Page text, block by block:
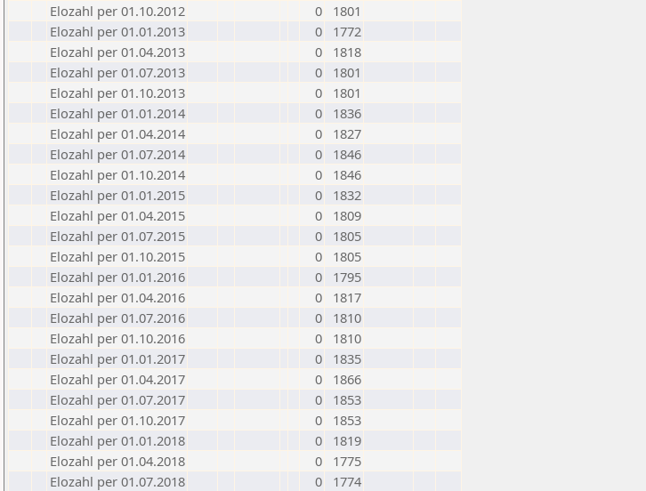
Elozahl per 01.10.2012
0
1801
Elozahl per 01.01.2013
0
1772
Elozahl per 01.04.2013
0
1818
Elozahl per 01.07.2013
0
1801
Elozahl per 01.10.2013
0
1801
Elozahl per 01.01.2014
0
1836
Elozahl per 01.04.2014
0
1827
Elozahl per 01.07.2014
0
1846
Elozahl per 01.10.2014
0
1846
Elozahl per 01.01.2015
0
1832
Elozahl per 01.04.2015
0
1809
Elozahl per 01.07.2015
0
1805
Elozahl per 01.10.2015
0
1805
Elozahl per 01.01.2016
0
1795
Elozahl per 01.04.2016
0
1817
Elozahl per 01.07.2016
0
1810
Elozahl per 01.10.2016
0
1810
Elozahl per 01.01.2017
0
1835
Elozahl per 01.04.2017
0
1866
Elozahl per 01.07.2017
0
1853
Elozahl per 01.10.2017
0
1853
Elozahl per 01.01.2018
0
1819
Elozahl per 01.04.2018
0
1775
Elozahl per 01.07.2018
0
1774